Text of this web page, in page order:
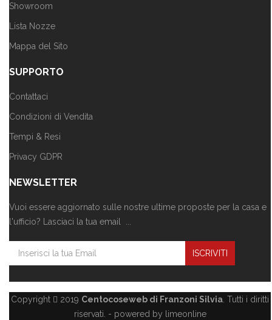
Showroom
Lista Nozze
Mappa del Sito
SUPPORTO
Contattaci
Condizioni di Vendita
Tempi & Resi
Privacy GDPR
NEWSLETTER
Vuoi essere aggiornato sulle nostre ultime proposte per la casa e
l'ufficio? Lasciaci la tua email ...
Copyright 2019 Centocoseweb di Franzoni Silvia . Tutti i diritti
riservati. - powered by limeonline